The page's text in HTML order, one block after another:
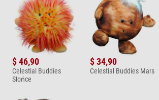
$ 46,90
Celestial Buddies
Słońce
$ 34,90
Celestial Buddies Mars